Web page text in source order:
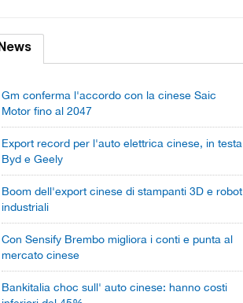
Gm conferma l'accordo con la cinese Saic
Motor fino al 2047
Export record per l'auto elettrica cinese, in testa
Byd e Geely
Boom dell'export cinese di stampanti 3D e robot
industriali
Con Sensify Brembo migliora i conti e punta al
mercato cinese
Bankitalia choc sull' auto cinese: hanno costi